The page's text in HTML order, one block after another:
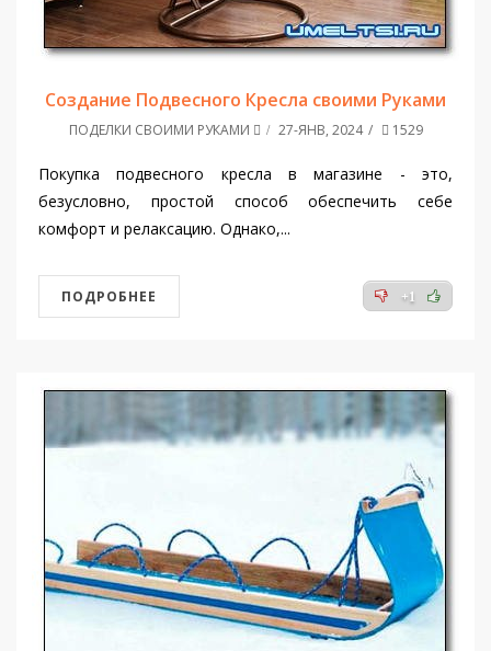
Создание Подвесного Кресла своими Руками
ПОДЕЛКИ СВОИМИ РУКАМИ 27-ЯНВ, 2024 1529
Покупка подвесного кресла в магазине - это,
безусловно, простой способ обеспечить себе
комфорт и релаксацию. Однако,...
+1
ПОДРОБНЕЕ